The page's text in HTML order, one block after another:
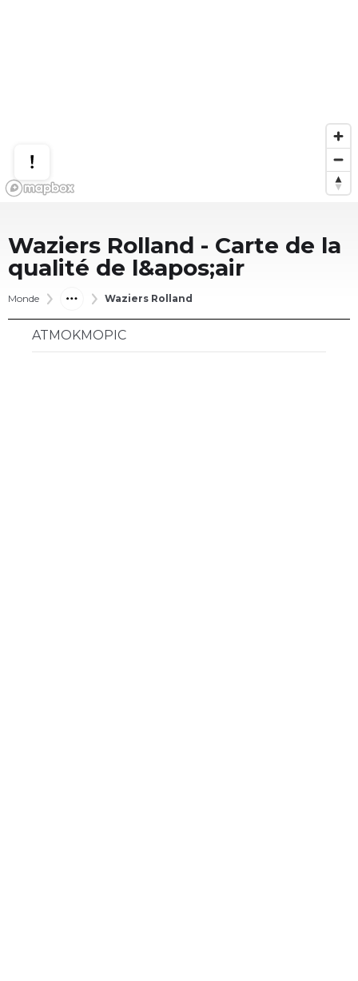
Waziers Rolland - Carte de la
qualité de l&apos;air
Monde Waziers Rolland
ATMOKMOPIC